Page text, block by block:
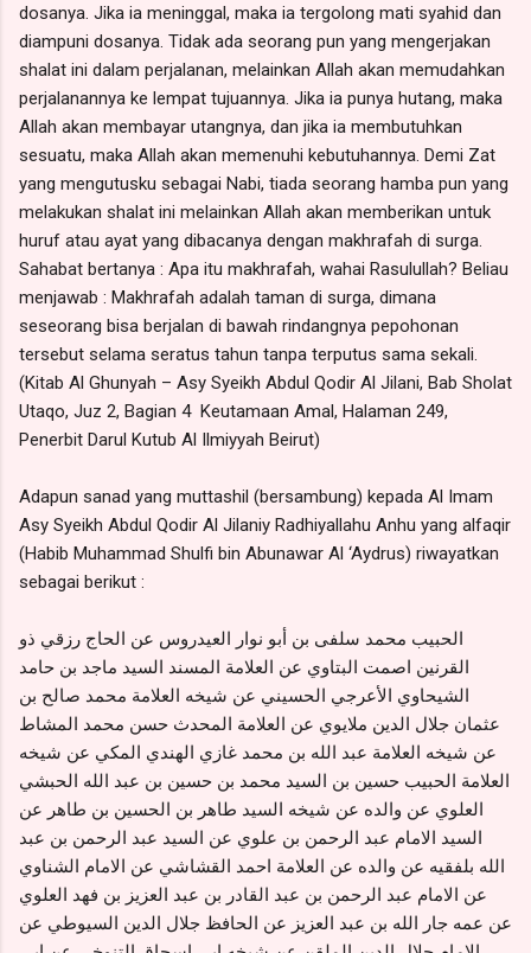
dosanya. Jika ia meninggal, maka ia tergolong mati syahid dan
diampuni dosanya. Tidak ada seorang pun yang mengerjakan
shalat ini dalam perjalanan, melainkan Allah akan memudahkan
perjalanannya ke lempat tujuannya. Jika ia punya hutang, maka
Allah akan membayar utangnya, dan jika ia membutuhkan
sesuatu, maka Allah akan memenuhi kebutuhannya. Demi Zat
yang mengutusku sebagai Nabi, tiada seorang hamba pun yang
melakukan shalat ini melainkan Allah akan memberikan untuk
huruf atau ayat yang dibacanya dengan makhrafah di surga.
Sahabat bertanya : Apa itu makhrafah, wahai Rasulullah? Beliau
menjawab : Makhrafah adalah taman di surga, dimana
seseorang bisa berjalan di bawah rindangnya pepohonan
tersebut selama seratus tahun tanpa terputus sama sekali.
(Kitab Al Ghunyah – Asy Syeikh Abdul Qodir Al Jilani, Bab Sholat
Utaqo, Juz 2, Bagian 4 Keutamaan Amal, Halaman 249,
Penerbit Darul Kutub Al Ilmiyyah Beirut)
Adapun sanad yang muttashil (bersambung) kepada Al Imam
Asy Syeikh Abdul Qodir Al Jilaniy Radhiyallahu Anhu yang alfaqir
(Habib Muhammad Shulfi bin Abunawar Al ‘Aydrus) riwayatkan
sebagai berikut :
الحبيب محمد سلفى بن أبو نوار العيدروس عن الحاج رزقي ذو
القرنين اصمت البتاوي عن العلامة المسند السيد ماجد بن حامد
الشيحاوي الأعرجي الحسيني عن شيخه العلامة محمد صالح بن
عثمان جلال الدين ملايوي عن العلامة المحدث حسن محمد المشاط
عن شيخه العلامة عبد الله بن محمد غازي الهندي المكي عن شيخه
العلامة الحبيب حسين بن السيد محمد بن حسين بن عبد الله الحبشي
العلوي عن والده عن شيخه السيد طاهر بن الحسين بن طاهر عن
السيد الامام عبد الرحمن بن علوي عن السيد عبد الرحمن بن عبد
الله بلفقيه عن والده عن العلامة احمد القشاشي عن الامام الشناوي
عن الامام عبد الرحمن بن عبد القادر بن عبد العزيز بن فهد العلوي
عن عمه جار الله بن عبد العزيز عن الحافظ جلال الدين السيوطي عن